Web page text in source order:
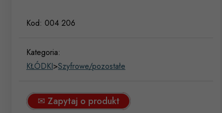
Kod: 004 206
Kategoria:
KŁÓDKI>Szyfrowe/pozostałe
✉ Zapytaj o produkt